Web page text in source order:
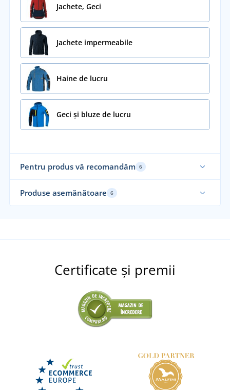
Jachete, Geci
Jachete impermeabile
Haine de lucru
Geci și bluze de lucru
Pentru produs vă recomandăm 6
Pantaloni de lucru pentru bărbați DAYBORO
Produse asemănătoare 6
Certificate și premii